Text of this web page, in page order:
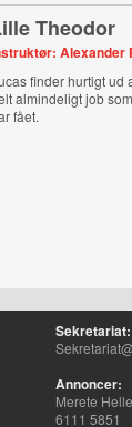
Theodor
Alexander
finder hurtigt ud
almindeligt job
fået.
Sekretariat:
Annoncer:
Merete
6111 5851